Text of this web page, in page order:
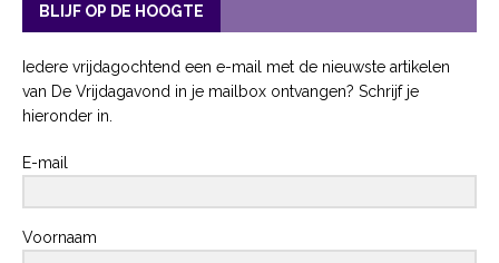
BLIJF OP DE HOOGTE
Iedere vrijdagochtend een e-mail met de nieuwste artikelen
van De Vrijdagavond in je mailbox ontvangen? Schrijf je
hieronder in.
E-mail
Voornaam